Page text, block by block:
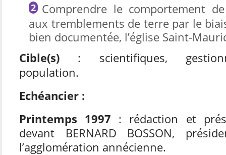
Comprendre le comportement
aux tremblements de terrepar le
bien documentée, l’église Saint-
Cible(s) : scientifiques,
population.
Echéancier :
Printemps 1997 : rédaction et
devant BERNARD BOSSON,
l’agglomération annécienne.